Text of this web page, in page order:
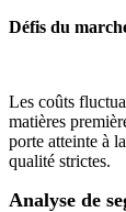
Défis du
Les coûts
matières
porte atteinte à
qualité strictes.
Analyse de